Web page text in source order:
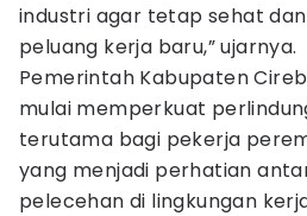
industri agar tetap sehat
peluang kerja baru,” ujarnya.
Pemerintah Kabupaten
mulai memperkuat
terutama bagi pekerja
yang menjadi perhatian
pelecehan di lingkungan